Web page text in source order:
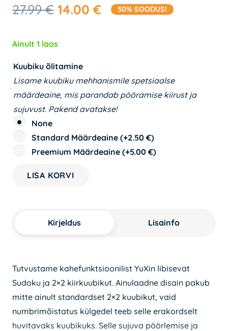
27.99€ Algne
27.99 €.
14.00 €Praegune
50% SOODUS!
Ainult 1 laos
Kuubiku õlitamine
Lisame kuubiku mehhanismile spetsiaalse
määrdeaine, mis parandab pööramise kiirust ja
sujuvust. Pakend avatakse!
None
Standard Määrdeaine (+2.50 €)
Preemium Määrdeaine (+5.00 €)
LISA KORVI
Kirjeldus Lisainfo
Tutvustame kahefunktsioonilist YuXin libisevat
Sudoku ja 2×2 kiirkuubikut. Ainulaadne disain pakub
mitte ainult standardset 2×2 kuubikut, vaid
numbrimõistatus külgedel teeb selle erakordselt
huvitavaks kuubikuks. Selle sujuva pöörlemise ja